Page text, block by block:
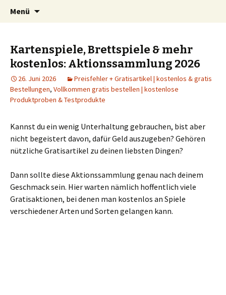
spaaaren.de
Schnäppchen, Gutscheine & Spartipps:
günstig einkaufen und billig leben
Menü
Kartenspiele, Brettspiele & mehr
kostenlos: Aktionssammlung 2026
26. Juni 2026
Preisfehler + Gratisartikel | kostenlos & gratis
Bestellungen, Vollkommen gratis bestellen | kostenlose
Produktproben & Testprodukte
Kannst du ein wenig Unterhaltung gebrauchen, bist aber
nicht begeistert davon, dafür Geld auszugeben? Gehören
nützliche Gratisartikel zu deinen liebsten Dingen?
Dann sollte diese Aktionssammlung genau nach deinem
Geschmack sein. Hier warten nämlich hoffentlich viele
Gratisaktionen, bei denen man kostenlos an Spiele
verschiedener Arten und Sorten gelangen kann.